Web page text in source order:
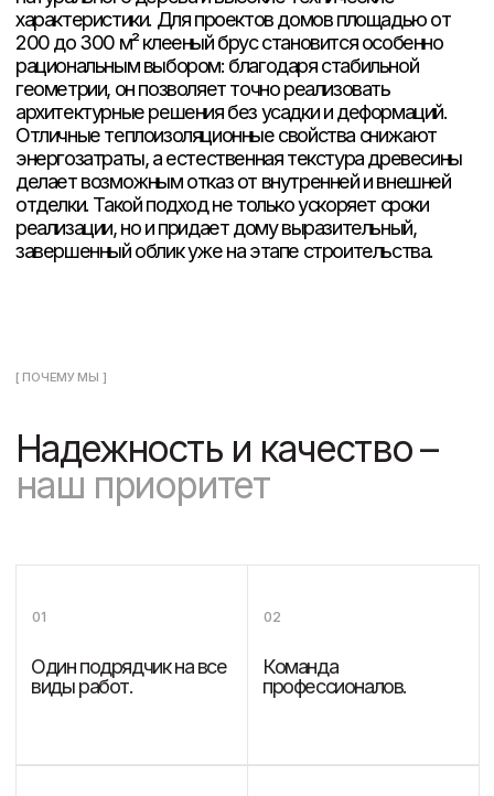
Подпишитесь на рассылку новостей от ESG
Проекты
Услуги
О компании
Отзывы
СВЯЗАТЬСЯ С НАМИ
+7 (495) 150-70-93 9:00 — 21:00
ВРЕМЯ РАБОТЫ
Пн-Сб
Пресса о нас
Заказать обратный звонок
Используем цифровой документооборот
Вакансии
Блог
Поселки
Отправив форму, вы соглашаетесь на обработку персональных
Контакты